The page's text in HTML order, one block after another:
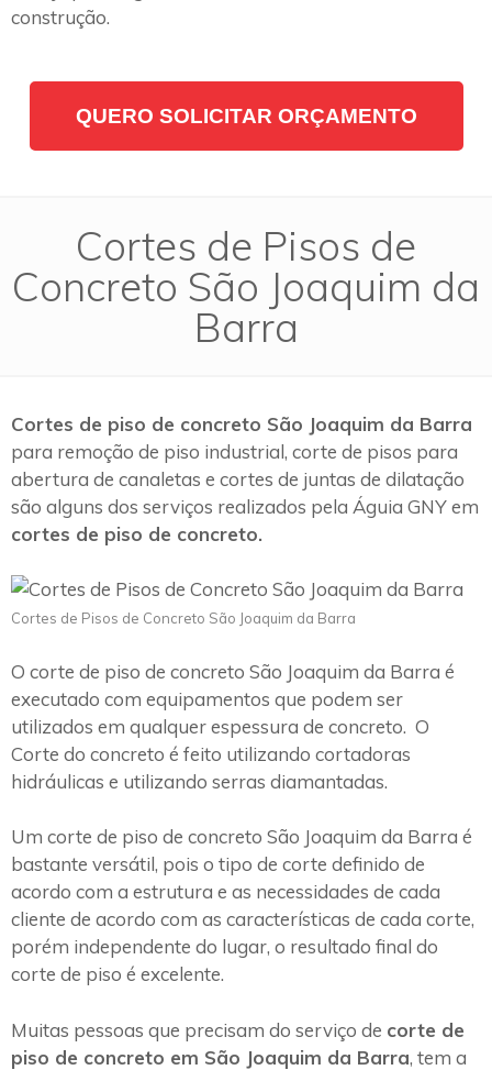
construção.
QUERO SOLICITAR ORÇAMENTO
Cortes de Pisos de
Concreto São Joaquim da
Barra
Cortes de piso de concreto São Joaquim da Barra
para remoção de piso industrial, corte de pisos para
abertura de canaletas e cortes de juntas de dilatação
são alguns dos serviços realizados pela Águia GNY em
cortes de piso de concreto.
Cortes de Pisos de Concreto São Joaquim da Barra
O corte de piso de concreto São Joaquim da Barra é
executado com equipamentos que podem ser
utilizados em qualquer espessura de concreto. O
Corte do concreto é feito utilizando cortadoras
hidráulicas e utilizando serras diamantadas.
Um corte de piso de concreto São Joaquim da Barra é
bastante versátil, pois o tipo de corte definido de
acordo com a estrutura e as necessidades de cada
cliente de acordo com as características de cada corte,
porém independente do lugar, o resultado final do
corte de piso é excelente.
Muitas pessoas que precisam do serviço de corte de
piso de concreto em São Joaquim da Barra, tem a